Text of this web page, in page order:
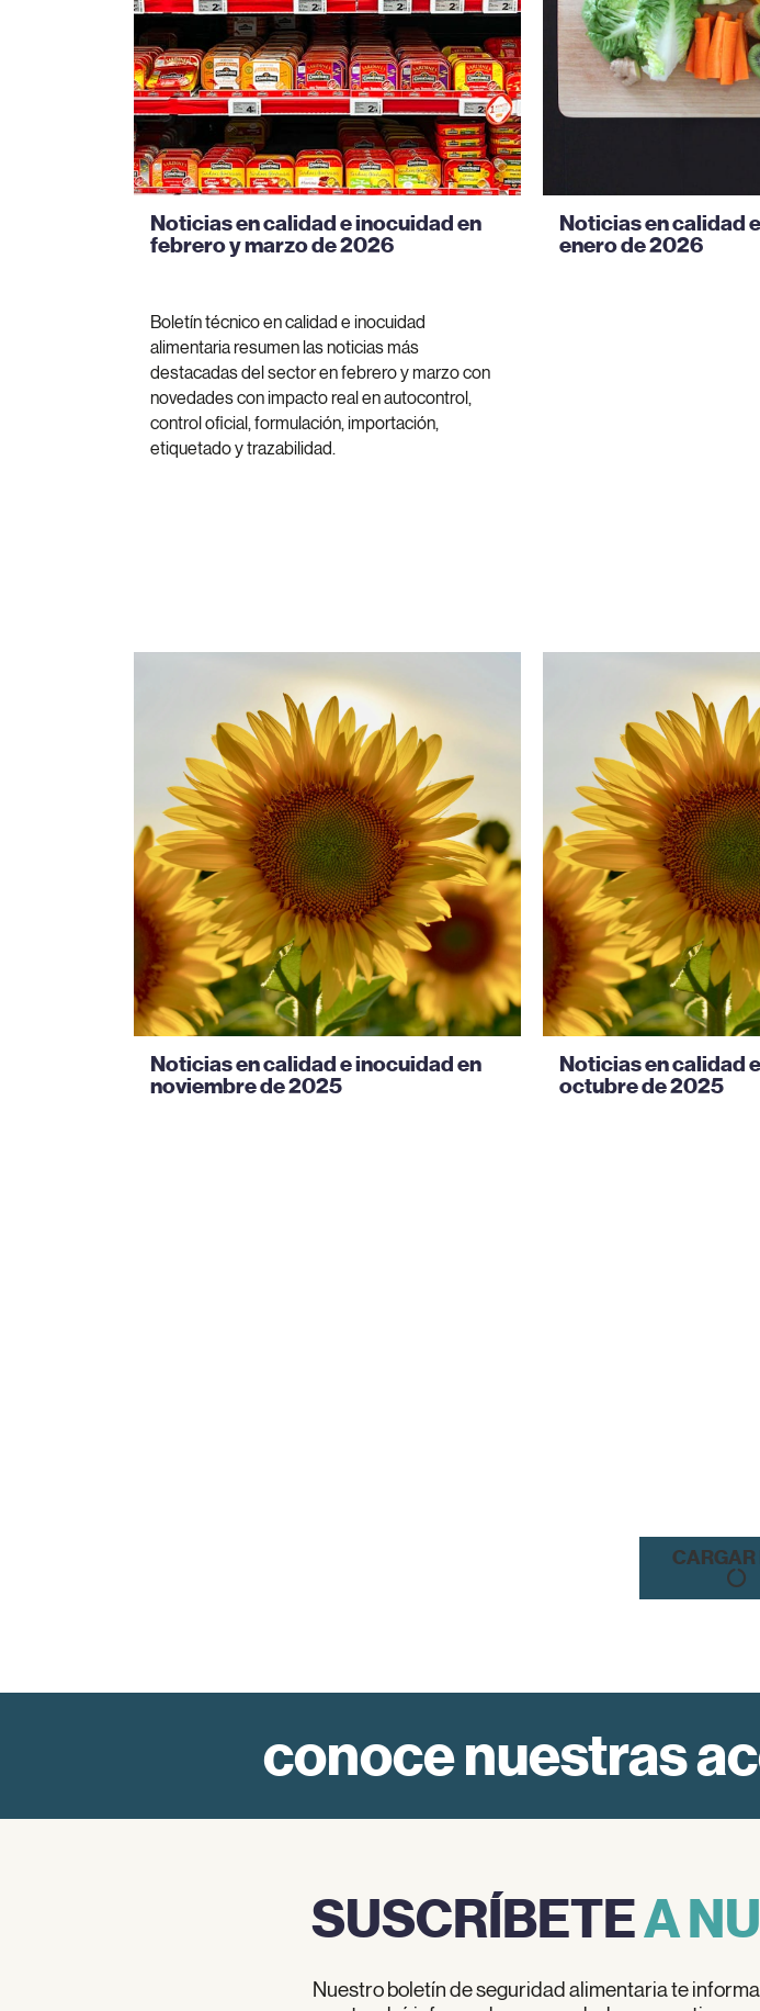
Noticias en calidad e inocuidad en
febrero y marzo de 2026
Boletín técnico en calidad e inocuidad
alimentaria resumen las noticias más
destacadas del sector en febrero y marzo con
novedades con impacto real en autocontrol,
control oficial, formulación, importación,
etiquetado y trazabilidad.
Noticias en calidad
enero de 2026
Noticias en calidad e inocuidad en
noviembre de 2025
Noticias en calidad
octubre de 2025
CARGAR
conoce nuestras
SUSCRÍBETEA
Nuestro boletín de seguridad alimentaria te